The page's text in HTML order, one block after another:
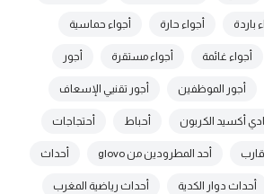
باردة أجواء حارة أجواء حماسية
أجواء غائمة أجواء مستقرة أجور
أجور الموظفين أجور تقنيي الإسعاف
أكسيد الكربون أحباط أحتجاجات
أحد المطرودين من glovo أحداث
أحداث دوار الكدية أحداث رياضية المغرب